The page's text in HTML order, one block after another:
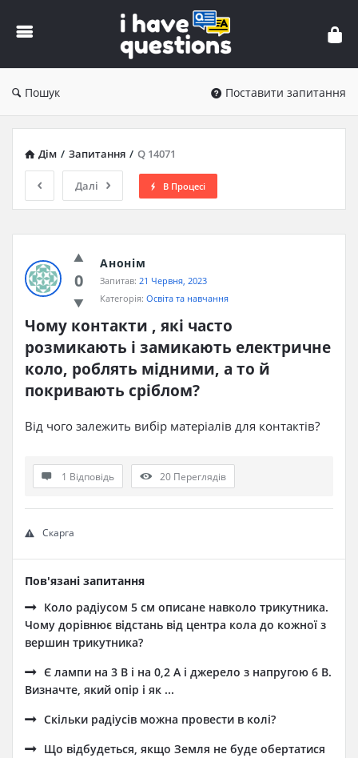
iHaveQuestions
Пошук Поставити запитання
Дім / Запитання / Q 14071
Далі В Процесі
0
Анонім
Запитав: 21 Червня, 2023
Категорія: Освіта та навчання
Чому контакти , які часто
розмикають і замикають електричне
коло, роблять мідними, а то й
покривають сріблом?
Від чого залежить вибір матеріалів для контактів?
1 Відповідь 20 Переглядів
Скарга
Пов'язані запитання
Коло радіусом 5 см описане навколо трикутника.
Чому дорівнює відстань від центра кола до кожної з
вершин трикутника?
Є лампи на 3 В і на 0,2 А і джерело з напругою 6 В.
Визначте, який опір і як ...
Скільки радіусів можна провести в колі?
Що відбудеться, якщо Земля не буде обертатися